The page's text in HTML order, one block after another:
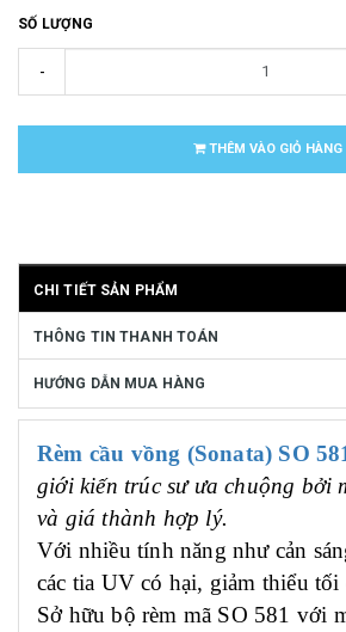
SỐ LƯỢNG
-
THÊM VÀO GIỎ HÀNG
CHI TIẾT SẢN PHẨM
THÔNG TIN THANH TOÁN
HƯỚNG DẪN MUA HÀNG
Rèm cầu vồng (Sonata) SO
giới kiến trúc sư ưa chuộng bởi
và giá thành hợp lý.
Với nhiều tính năng như cản
các tia UV có hại, giảm thiểu tối
Sở hữu bộ rèm mã SO 581 với